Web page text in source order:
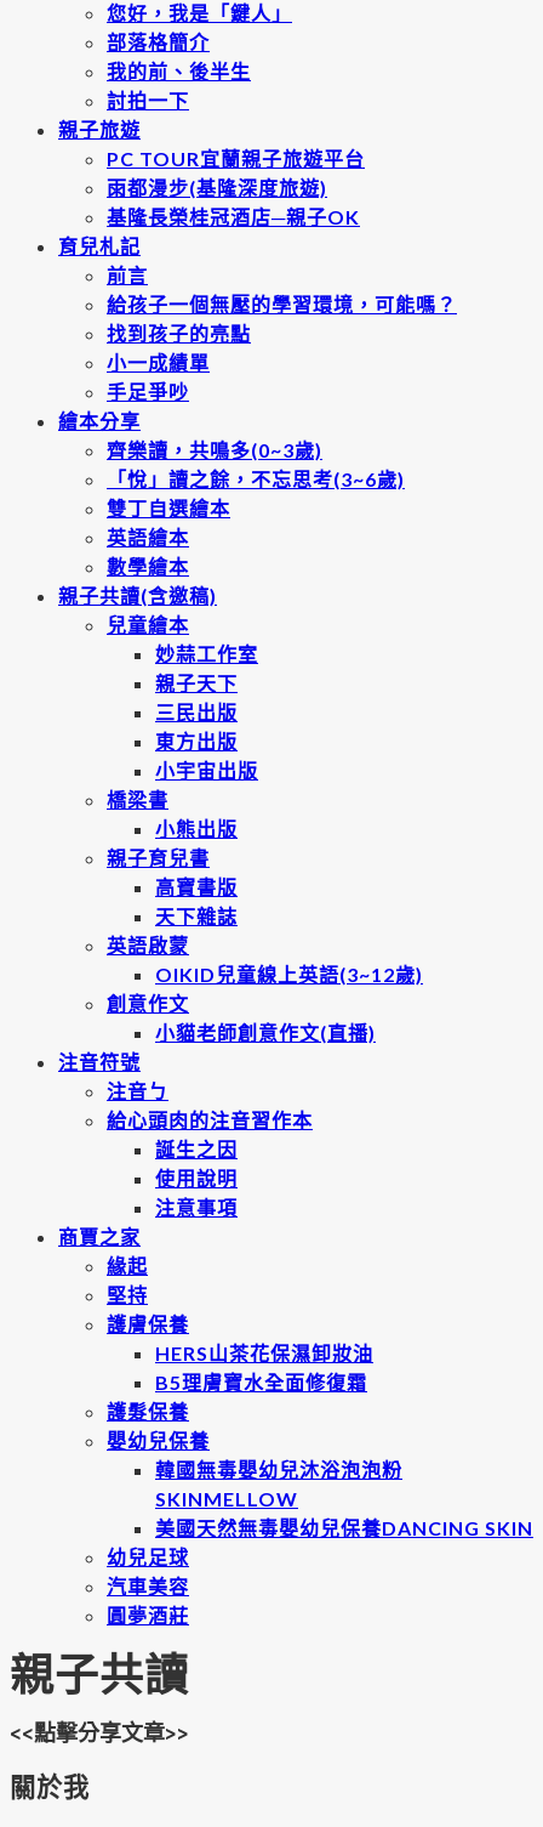
您好，我是「鍵人」
部落格簡介
我的前、後半生
討拍一下
親子旅遊
PC TOUR宜蘭親子旅遊平台
雨都漫步(基隆深度旅遊)
基隆長榮桂冠酒店─親子OK
育兒札記
前言
給孩子一個無壓的學習環境，可能嗎？
找到孩子的亮點
小一成績單
手足爭吵
繪本分享
齊樂讀，共鳴多(0~3歲)
「悅」讀之餘，不忘思考(3~6歲)
雙丁自選繪本
英語繪本
數學繪本
親子共讀(含邀稿)
兒童繪本
妙蒜工作室
親子天下
三民出版
東方出版
小宇宙出版
橋梁書
小熊出版
親子育兒書
高寶書版
天下雜誌
英語啟蒙
OIKID兒童線上英語(3~12歲)
創意作文
小貓老師創意作文(直播)
注音符號
注音ㄅ
給心頭肉的注音習作本
誕生之因
使用說明
注意事項
商賈之家
緣起
堅持
護膚保養
HERS山茶花保濕卸妝油
B5理膚寶水全面修復霜
護髮保養
嬰幼兒保養
韓國無毒嬰幼兒沐浴泡泡粉
SKINMELLOW
美國天然無毒嬰幼兒保養DANCING SKIN
幼兒足球
汽車美容
圓夢酒莊
親子共讀
<<點擊分享文章>>
關於我